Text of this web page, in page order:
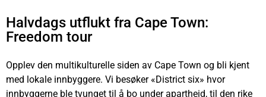
Halvdags utflukt fra Cape Town:
Freedom tour
Opplev den multikulturelle siden av Cape Town og bli kjent
med lokale innbyggere. Vi besøker «District six» hvor
innbyggerne ble tvunget til å bo under apartheid, til den rike